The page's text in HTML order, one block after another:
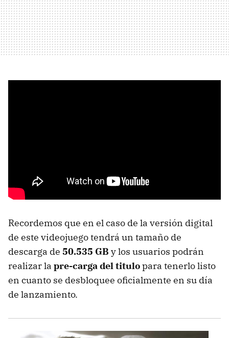
Recordemos que en el caso de la versión digital
de este videojuego tendrá un tamaño de
descarga de 50.535 GB y los usuarios podrán
realizar la pre-carga del titulopara tenerlo listo
en cuanto se desbloquee oficialmente en su día
de lanzamiento.